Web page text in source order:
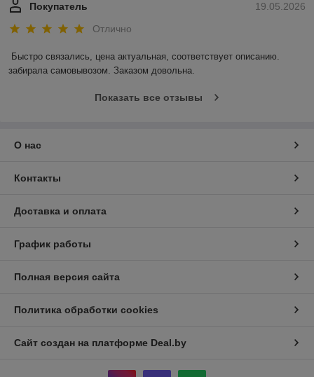
19.05.2026
Покупатель
Отлично
Быстро связались, цена актуальная, соответствует описанию.
забирала самовывозом. Заказом довольна.
Показать все отзывы
О нас
Контакты
Доставка и оплата
График работы
Полная версия сайта
Политика обработки cookies
Сайт создан на платформе Deal.by